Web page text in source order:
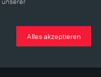
Alles akzeptieren